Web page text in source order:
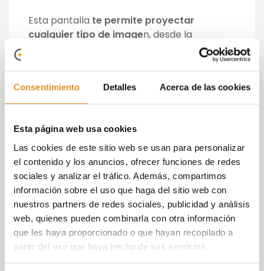
Consentimiento Detalles Acerca de las cookies
Esta página web usa cookies
Las cookies de este sitio web se usan para personalizar
el contenido y los anuncios, ofrecer funciones de redes
sociales y analizar el tráfico. Además, compartimos
información sobre el uso que haga del sitio web con
nuestros partners de redes sociales, publicidad y análisis
web, quienes pueden combinarla con otra información
que les haya proporcionado o que hayan recopilado a
partir del uso que haya hecho de sus servicios.
Esta pantalla te permite proyectar
cualquier tipo de imagen, desde la
información detallada del proyecto hasta un
recorrido virtual por cada una de las partes
Las piezas en relieve que representan los
construcción están fabricadas con plástico
semitransparente impreso en tres
dimensiones. Cada zona se ilumina y
aparece directamente en el monitor una
imagen hiperrealista de su interior o
cualquier otra imagen que represente esa
parte del proyecto. También ofrece una
infografía en 3D integrada a la perfección
con el modelo en relieve.